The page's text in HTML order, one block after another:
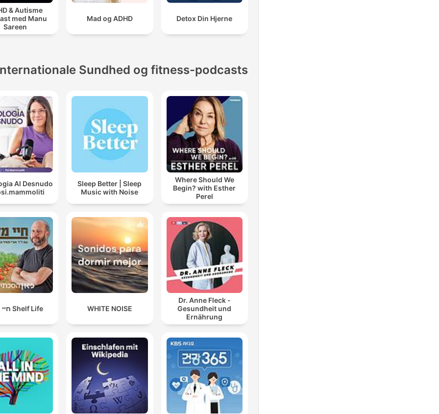
& Autisme
med Manu
Sareen
Mad og ADHD Detox Din Hjerne
Sundhed og fitness-podcasts
Al Desnudo
Sleep Better | Sleep
Music with Noise
Where Should We
Begin? with Esther
Perel
חיי מדף Shelf Life WHITE NOISE
Dr. Anne Fleck -
Gesundheit und
Ernährung